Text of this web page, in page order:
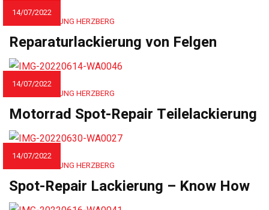
14/07/2022
AUTOLACKIERUNG HERZBERG
Reparaturlackierung von Felgen
14/07/2022
AUTOLACKIERUNG HERZBERG
Motorrad Spot-Repair Teilelackierung
14/07/2022
AUTOLACKIERUNG HERZBERG
Spot-Repair Lackierung – Know How